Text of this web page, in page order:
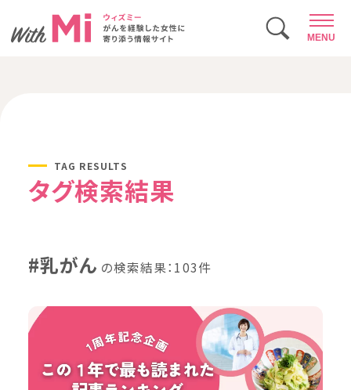
MENU
TAG RESULTS
タグ検索結果
#乳がん の検索結果：103件